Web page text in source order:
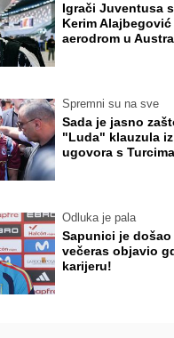
Igrači Juventusa
Kerim
aerodrom u
Spremni su na sve
Sada je jasno
"Luda" klauzula
ugovora s
Odluka je pala
Sapunici je
večeras objavio
karijeru!